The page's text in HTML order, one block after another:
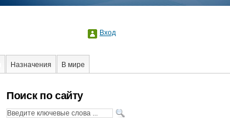
Вход
Назначения
В мире
Поиск по сайту